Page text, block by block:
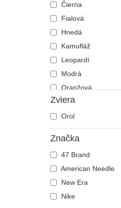
Čierna
Fialová
Hnedá
Kamufláž
Leopardí
Modrá
Oranžová
Ružová
Sivá
Tmavomodrá
Viacfarebná
Zelená
Žltá
Zviera
Orol
Značka
47 Brand
American Needle
New Era
Nike